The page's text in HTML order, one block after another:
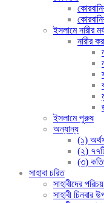
ইসলামে নারীর
নারীর
ইসলামে পুরুষ
অন্যান্য
(১)
(২)
(৩)
সাহাবা চরিত
সাহাবীদের
সাহাবী চিনবার